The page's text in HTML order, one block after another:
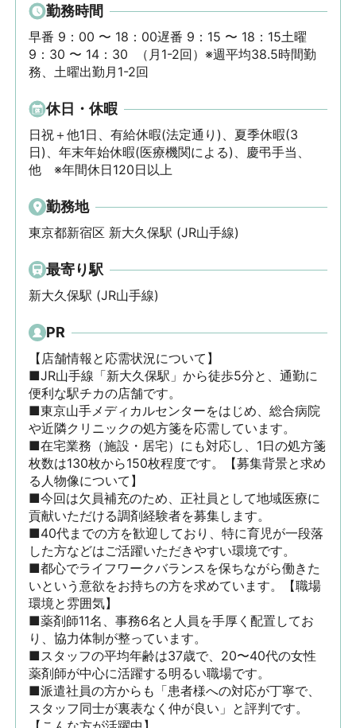
勤務時間
早番 9：00 〜 18：00遅番 9：15 〜 18：15土曜
9：30 〜 14：30  （月1-2回）※週平均38.5時間勤
務、土曜出勤月1-2回
休日・休暇
日祝＋他1日、有給休暇(法定通り)、夏季休暇(3
日)、年末年始休暇(医療機関による)、慶弔手当、
他　※年間休日120日以上
勤務地
東京都新宿区 新大久保駅 (JR山手線)
最寄り駅
新大久保駅 (JR山手線)
PR
【店舗情報と応需状況について】
■JR山手線「新大久保駅」から徒歩5分と、通勤に
便利な駅チカの店舗です。
■東京山手メディカルセンターをはじめ、総合病院
や近隣クリニックの処方箋を応需しています。
■在宅業務（施設・居宅）にも対応し、1日の処方箋
枚数は130枚から150枚程度です。【募集背景と求め
る人物像について】
■今回は欠員補充のため、正社員として地域医療に
貢献いただける調剤経験者を募集します。
■40代までの方を歓迎しており、特に育児が一段落
した方などはご活躍いただきやすい環境です。
■都心でライフワークバランスを保ちながら働きた
いという意欲をお持ちの方を求めています。【職場
環境と雰囲気】
■薬剤師11名、事務6名と人員を手厚く配置してお
り、協力体制が整っています。
■スタッフの平均年齢は37歳で、20〜40代の女性
薬剤師が中心に活躍する明るい職場です。
■派遣社員の方からも「患者様への対応が丁寧で、
スタッフ同士が裏表なく仲が良い」と評判です。